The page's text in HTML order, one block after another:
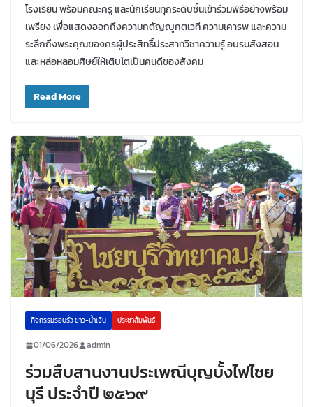
โรงเรียน พร้อมคณะครู และนักเรียนทุกระดับชั้นเข้าร่วมพิธีอย่างพร้อม
เพรียง เพื่อแสดงออกถึงความกตัญญูกตเวที ความเคารพ และความ
ระลึกถึงพระคุณของครผู้ประสิทธิ์ประสาทวิชาความรู้ อบรมสังสอน
และหล่อหลอมศิษย์ให้เติบโตเป็นคนดีของสังคม
Read More
กิจกรรมรอบรั้ว ขาว-น้ำเงิน ประชาสัมพันธ์
01/06/2026 admin
ร่วมสืบสานงานประเพณีบุญบั้งไฟไชย
บุรี ประจำปี ๒๕๖๙